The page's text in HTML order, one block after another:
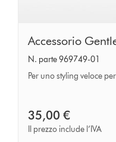
Accessorio
Gentle
Air
Accessorio
N. parte 969749-01
Per uno styling veloce
35,00 €
Il prezzo include l’IVA